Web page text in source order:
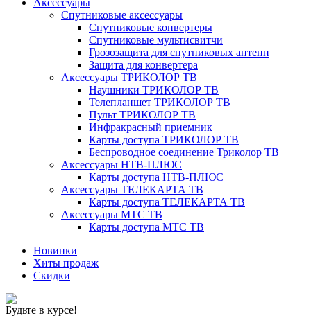
Аксессуары
Спутниковые аксессуары
Спутниковые конвертеры
Спутниковые мультисвитчи
Грозозащита для спутниковых антенн
Защита для конвертера
Аксессуары ТРИКОЛОР ТВ
Наушники ТРИКОЛОР ТВ
Телепланшет ТРИКОЛОР ТВ
Пульт ТРИКОЛОР ТВ
Инфракрасный приемник
Карты доступа ТРИКОЛОР ТВ
Беспроводное соединение Триколор ТВ
Аксессуары НТВ-ПЛЮС
Карты доступа НТВ-ПЛЮС
Аксессуары ТЕЛЕКАРТА ТВ
Карты доступа ТЕЛЕКАРТА ТВ
Аксессуары МТС ТВ
Карты доступа МТС ТВ
Новинки
Хиты продаж
Скидки
Будьте в курсе!